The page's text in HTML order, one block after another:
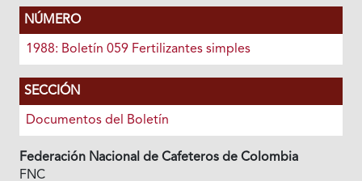
NÚMERO
1988: Boletín 059 Fertilizantes simples
SECCIÓN
Documentos del Boletín
Federación Nacional de Cafeteros de Colombia
FNC